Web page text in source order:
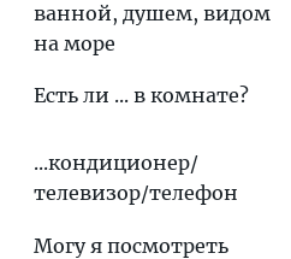
ванной, душем, видом
на море
Есть ли ... в комнате?
...кондиционер/
телевизор/телефон
Могу я посмотреть